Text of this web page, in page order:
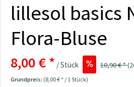
lillesol basics
Flora-Bluse
8,00 € * / Stück 10,90 € *
Grundpreis: (8,00 € * / 1 Stück)